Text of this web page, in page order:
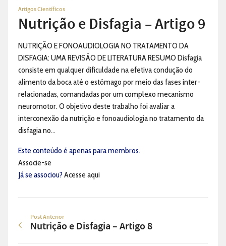
Artigos Científicos
Nutrição e Disfagia – Artigo 9
NUTRIÇÃO E FONOAUDIOLOGIA NO TRATAMENTO DA
DISFAGIA: UMA REVISÃO DE LITERATURA RESUMO Disfagia
consiste em qualquer dificuldade na efetiva condução do
alimento da boca até o estômago por meio das fases inter-
relacionadas, comandadas por um complexo mecanismo
neuromotor. O objetivo deste trabalho foi avaliar a
interconexão da nutrição e fonoaudiologia no tratamento da
disfagia no...
Este conteúdo é apenas para membros.
Associe-se
Já se associou? Acesse aqui
Post Anterior
Nutrição e Disfagia – Artigo 8